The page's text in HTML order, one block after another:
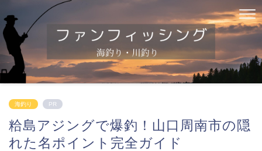
海釣り PR
粭島アジングで爆釣！山口周南市の隠
れた名ポイント完全ガイド